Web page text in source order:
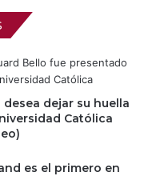
desea dejar su huella
Católica
es el primero en